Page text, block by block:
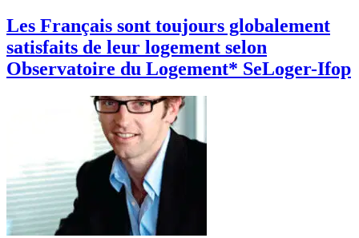
Les Français sont toujours globalement
satisfaits de leur logement selon
Observatoire du Logement* SeLoger-Ifop